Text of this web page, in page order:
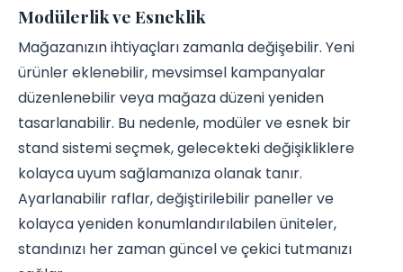
Modülerlik ve Esneklik
Mağazanızın ihtiyaçları zamanla değişebilir. Yeni
ürünler eklenebilir, mevsimsel kampanyalar
düzenlenebilir veya mağaza düzeni yeniden
tasarlanabilir. Bu nedenle, modüler ve esnek bir
stand sistemi seçmek, gelecekteki değişikliklere
kolayca uyum sağlamanıza olanak tanır.
Ayarlanabilir raflar, değiştirilebilir paneller ve
kolayca yeniden konumlandırılabilen üniteler,
standınızı her zaman güncel ve çekici tutmanızı